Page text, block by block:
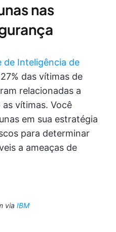
nas
de Inteligência de
das vítimas de
relacionadas a
vítimas. Você
em sua estratégia
para determinar
a ameaças de
via IBM